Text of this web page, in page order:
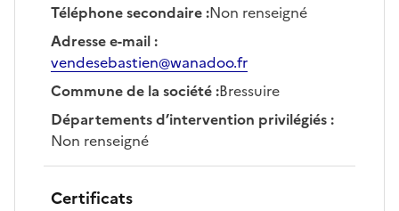
Téléphone secondaire:Non renseigné
Adresse e-mail:
vendesebastien@wanadoo.fr
Commune de la société:Bressuire
Départements d’intervention privilégiés:
Non renseigné
Certificats